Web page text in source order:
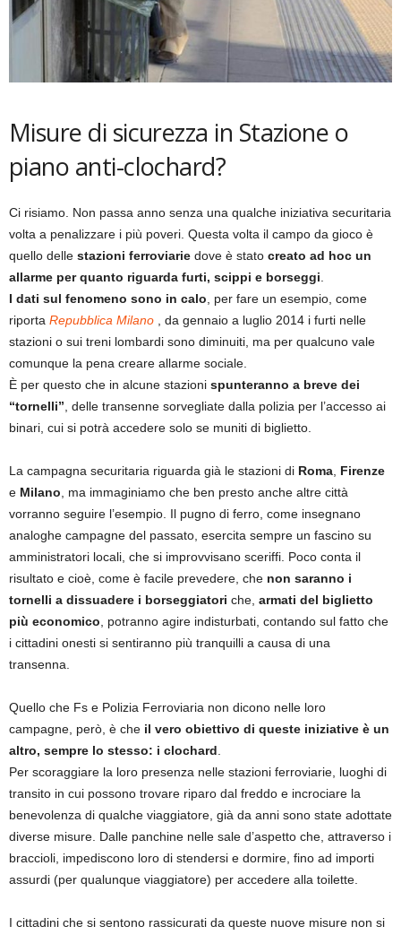
Misure di sicurezza in Stazione o
piano anti-clochard?
Ci risiamo. Non passa anno senza una qualche iniziativa securitaria
volta a penalizzare i più poveri. Questa volta il campo da gioco è
quello delle stazioni ferroviarie dove è stato creato ad hoc un
allarme per quanto riguarda furti, scippi e borseggi
I dati sul fenomeno sono in calo , per fare un esempio, come
riporta Repubblica Milano
, da gennaio a luglio 2014 i furti nelle
stazioni o sui treni lombardi sono diminuiti, ma per qualcuno vale
comunque la pena creare allarme sociale.
È per questo che in alcune stazioni spunteranno a breve dei
“tornelli” , delle transenne sorvegliate dalla polizia per l’accesso ai
binari, cui si potrà accedere solo se muniti di biglietto.
La campagna securitaria riguarda già le stazioni di Roma Firenze
e Milano , ma immaginiamo che ben presto anche altre città
vorranno seguire l’esempio. Il pugno di ferro, come insegnano
analoghe campagne del passato, esercita sempre un fascino su
amministratori locali, che si improvvisano sceriffi. Poco conta il
risultato e cioè, come è facile prevedere, che non saranno i
tornelli a dissuadere i borseggiatori che, armati del biglietto
più economico , potranno agire indisturbati, contando sul fatto che
i cittadini onesti si sentiranno più tranquilli a causa di una
transenna.
Quello che Fs e Polizia Ferroviaria non dicono nelle loro
campagne, però, è che il vero obiettivo di queste iniziative è un
altro, sempre lo stesso: i clochard
Per scoraggiare la loro presenza nelle stazioni ferroviarie, luoghi di
transito in cui possono trovare riparo dal freddo e incrociare la
benevolenza di qualche viaggiatore, già da anni sono state adottate
diverse misure. Dalle panchine nelle sale d’aspetto che, attraverso i
braccioli, impediscono loro di stendersi e dormire, fino ad importi
assurdi (per qualunque viaggiatore) per accedere alla toilette.
I cittadini che si sentono rassicurati da queste nuove misure non si